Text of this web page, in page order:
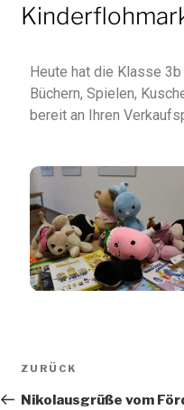
Heute hat die Klasse
Büchern, Spielen,
bereit an Ihren
ZURÜCK
Nikolausgrüße vom